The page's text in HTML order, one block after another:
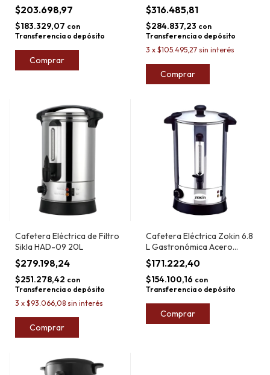
$203.698,97
$183.329,07 con
Transferencia o depósito
Comprar
$316.485,81
$284.837,23 con
Transferencia o depósito
3 x $105.495,27 sin interés
Comprar
Cafetera Eléctrica de Filtro
Sikla HAD-09 20L
$279.198,24
$251.278,42 con
Transferencia o depósito
3 x $93.066,08 sin interés
Comprar
Cafetera Eléctrica Zokin 6.8
L Gastronómica Acero
Inoxidable
$171.222,40
$154.100,16 con
Transferencia o depósito
Comprar